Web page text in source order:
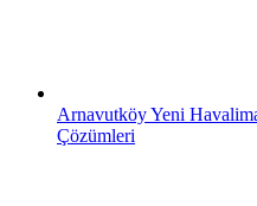
Arnavutköy Yeni
Çözümleri